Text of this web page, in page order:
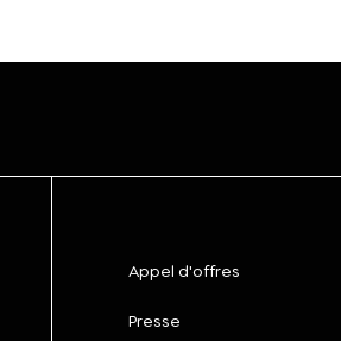
Appel d'offres
Presse